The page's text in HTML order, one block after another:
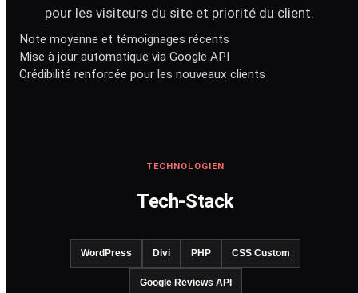
pour les visiteurs du site et priorité du client.
Note moyenne et témoignages récents
Mise à jour automatique via Google API
Crédibilité renforcée pour les nouveaux clients
TECHNOLOGIEN
Tech-Stack
WordPress Divi PHP CSS Custom
Google Reviews API